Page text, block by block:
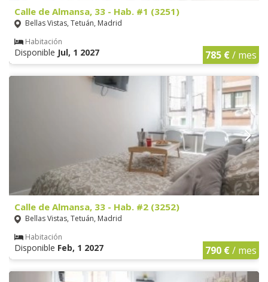
Calle de Almansa, 33 - Hab. #1 (3251)
Bellas Vistas, Tetuán, Madrid
Habitación
Disponible Jul, 1 2027 785 €/ mes
Calle de Almansa, 33 - Hab. #2 (3252)
Bellas Vistas, Tetuán, Madrid
Habitación
Disponible Feb, 1 2027 790 €/ mes